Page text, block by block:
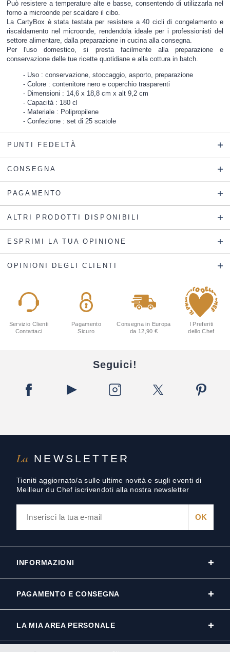
Può resistere a temperature alte e basse, consentendo di utilizzarla nel
forno a microonde per scaldare il cibo.
La CartyBox è stata testata per resistere a 40 cicli di congelamento e
riscaldamento nel microonde, rendendola ideale per i professionisti del
settore alimentare, dalla preparazione in cucina alla consegna.
Per l'uso domestico, si presta facilmente alla preparazione e
conservazione delle tue ricette quotidiane e alla cottura in batch.
Uso : conservazione, stoccaggio, asporto, preparazione
Colore : contenitore nero e coperchio trasparenti
Dimensioni : 14,6 x 18,8 cm x alt 9,2 cm
Capacità : 180 cl
Materiale : Polipropilene
Confezione : set di 25 scatole
PUNTI FEDELTÀ
CONSEGNA
PAGAMENTO
ALTRI PRODOTTI DISPONIBILI
ESPRIMI LA TUA OPINIONE
OPINIONI DEGLI CLIENTI
La NEWSLETTER
Tieniti aggiornato/a sulle ultime novità e sugli eventi di
Meilleur du Chef iscrivendoti alla nostra newsletter
Servizio Clienti
Contattaci
Pagamento
Sicuro
Consegna in Europa
da 12,90 €
I Preferiti
dello Chef
Seguici!
INFORMAZIONI
PAGAMENTO E CONSEGNA
LA MIA AREA PERSONALE